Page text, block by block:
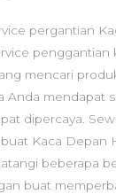
pergantian
penggantian
mencari
Anda mendapat
dipercaya.
Kaca Depan
beberapa
buat